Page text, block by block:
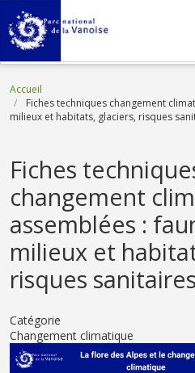
Aller au contenu principal
Fil d'Ariane
Accueil
Fiches techniques changement
milieux et habitats, glaciers, risques
Fiches
changement
assemblées :
milieux et
risques sanitaires
Catégorie
Changement climatique